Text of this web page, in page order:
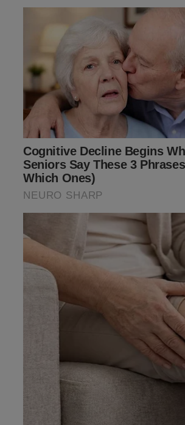
pede ajuda com
Você quer ajudar o Jornal da Cidade
conta no Tik Tok. Clique no link
https://www.tiktok.com/
Quer ganhar um livro sobre o STF,
conteúdo exclusivo da Revista A
É muito simples! Basta assinar o
https://
Contamos com você!